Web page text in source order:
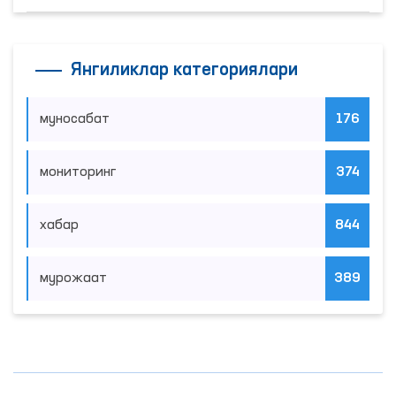
Янгиликлар категориялари
муносабат 176
мониторинг 374
хабар 844
мурожаат 389